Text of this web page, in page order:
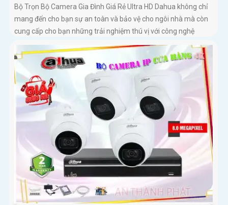
Bộ Trọn Bộ Camera Gia Đình Giá Rẻ Ultra HD Dahua không chỉ
mang đến cho bạn sự an toàn và bảo vệ cho ngôi nhà mà còn
cung cấp cho bạn những trải nghiệm thú vị với công nghệ
tiên...